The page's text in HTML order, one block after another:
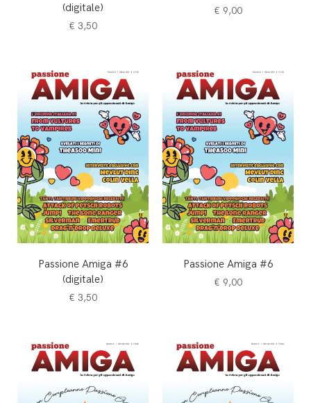
(digitale)
€ 3,50
€ 9,00
Passione Amiga #6
(digitale)
€ 3,50
Passione Amiga #6
€ 9,00